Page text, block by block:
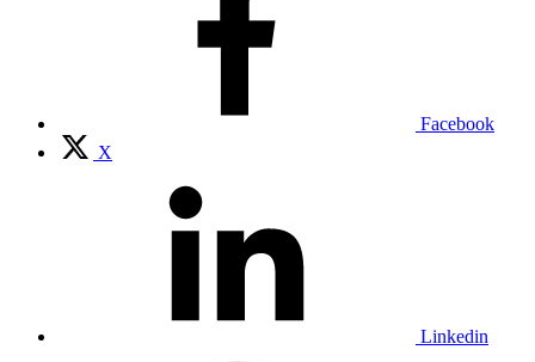
Facebook
X
Linkedin